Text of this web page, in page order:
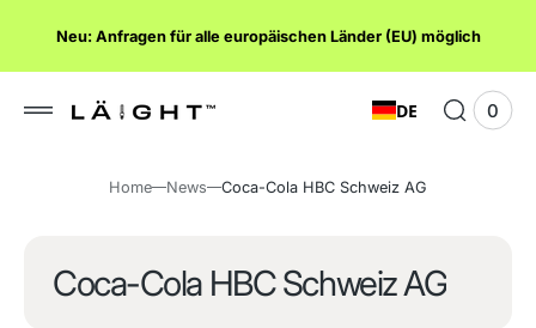
Neu: Anfragen für alle europäischen Länder (EU) möglich
DE 0
0
Home News Coca-Cola HBC Schweiz AG
Coca-Cola HBC Schweiz AG